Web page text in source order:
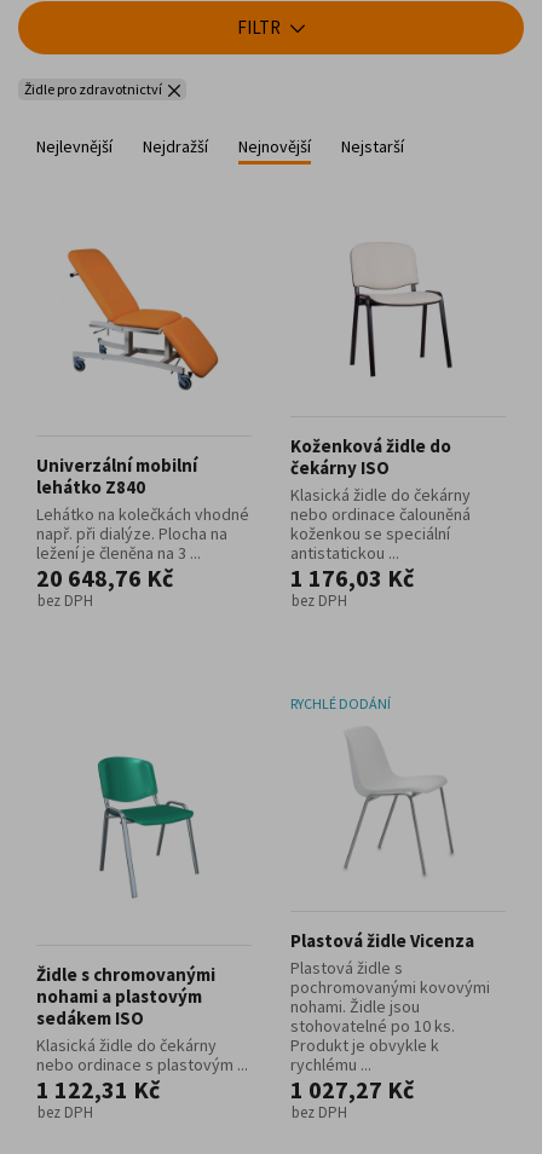
FILTR
Židle pro zdravotnictví
Nejlevnější Nejdražší Nejnovější Nejstarší
Univerzální mobilní
lehátko Z840
Lehátko na kolečkách vhodné
např. při dialýze. Plocha na
ležení je členěna na 3 ...
20 648,76 Kč
bez DPH
Koženková židle do
čekárny ISO
Klasická židle do čekárny
nebo ordinace čalouněná
koženkou se speciální
antistatickou ...
1 176,03 Kč
bez DPH
Židle s chromovanými
nohami a plastovým
sedákem ISO
Klasická židle do čekárny
nebo ordinace s plastovým ...
1 122,31 Kč
bez DPH
RYCHLÉ DODÁNÍ
Plastová židle Vicenza
Plastová židle s
pochromovanými kovovými
nohami. Židle jsou
stohovatelné po 10 ks.
Produkt je obvykle k
rychlému ...
1 027,27 Kč
bez DPH